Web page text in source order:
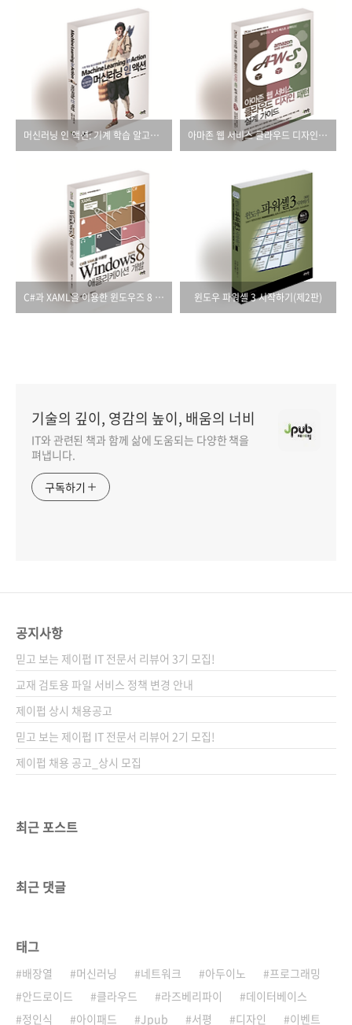
머신러닝 인 액션: 기계 학습 알고리즘으로 데이터 마이닝하기 아마존 웹 서비스 클라우드 디자인 패턴 설계 가이드
C#과 XAML을 이용한 윈도우즈 8 애플리케이션 개발 윈도우 파워셸 3 시작하기(제2판)
기술의 깊이, 영감의 높이, 배움의 너비
IT와 관련된 책과 함께 삶에 도움되는 다양한 책을
펴냅니다.
구독하기
공지사항
믿고 보는 제이펍 IT 전문서 리뷰어 3기 모집!
교재 검토용 파일 서비스 정책 변경 안내
제이펍 상시 채용공고
믿고 보는 제이펍 IT 전문서 리뷰어 2기 모집!
제이펍 채용 공고_상시 모집
최근 포스트
최근 댓글
태그
배장열 머신러닝 네트워크 아두이노
프로그래밍
안드로이드
클라우드 라즈베리파이
데이터베이스
정인식
아이패드 Jpub 서평 디자인 이벤트